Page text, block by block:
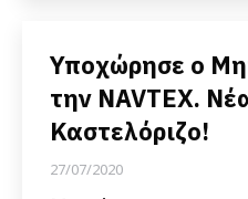
Υποχώρησε ο
την NAVTEX.
Καστελόριζο!
27/07/2020